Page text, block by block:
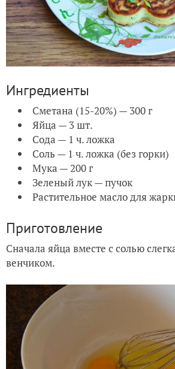
Ингредиенты
Сметана (15-20%) — 300 г
Яйца — 3 шт.
Сода — 1 ч. ложка
Соль — 1 ч. ложка (без горки)
Мука — 200 г
Зеленый лук — пучок
Растительное масло для
Приготовление
Сначала яйца вместе с солью
венчиком.